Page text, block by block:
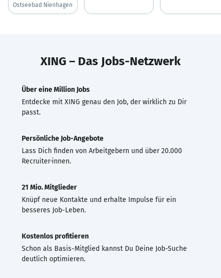
Ostseebad Nienhagen
XING – Das Jobs-Netzwerk
Über eine Million Jobs
Entdecke mit XING genau den Job, der wirklich zu Dir
passt.
Persönliche Job-Angebote
Lass Dich finden von Arbeitgebern und über 20.000
Recruiter·innen.
21 Mio. Mitglieder
Knüpf neue Kontakte und erhalte Impulse für ein
besseres Job-Leben.
Kostenlos profitieren
Schon als Basis-Mitglied kannst Du Deine Job-Suche
deutlich optimieren.